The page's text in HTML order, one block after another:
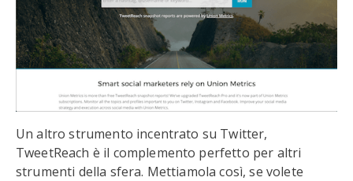
Un altro strumento incentrato su Twitter,
TweetReach è il complemento perfetto per altri
strumenti della sfera. Mettiamola così, se volete